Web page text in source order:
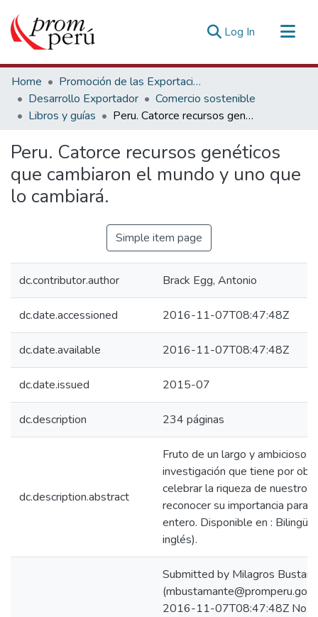
Log In (current)
Communities & Collections
All of DSpace
Statistics
Home
Promoción de las Exportaciones
Desarrollo Exportador
Comercio sostenible
Libros y guías
Peru. Catorce recursos genéticos que cambiaron el mundo y uno que lo cambiará.
Peru. Catorce recursos genéticos
que cambiaron el mundo y uno que
lo cambiará.
Simple item page
dc.contributor.author Brack Egg, Antonio
dc.date.accessioned 2016-11-07T08:47:48Z
dc.date.available 2016-11-07T08:47:48Z
dc.date.issued 2015-07
dc.description 234 páginas
dc.description.abstract
Fruto de un largo y ambicioso
investigación que tiene por
celebrar la riqueza de nuestro
reconocer su importancia para
entero. Disponible en :
inglés).
Submitted by Milagros
2016-11-07T08:47:48Z No.